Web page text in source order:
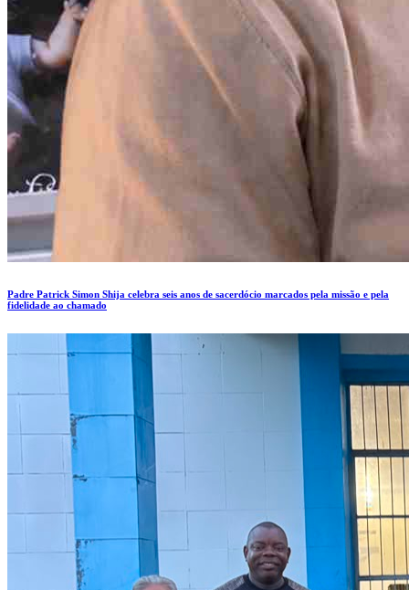
Padre Patrick Simon Shija celebra seis anos de sacerdócio marcados pela missão e pela
fidelidade ao chamado